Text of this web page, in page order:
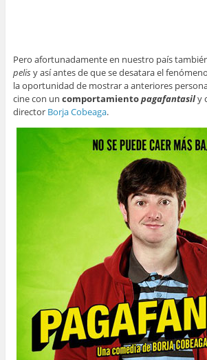
Pero afortunadamente en nuestro país
pelisy así antes de que se desatara el fenómeno
la oportunidad de mostrar a anteriores
cine con un comportamientopagafantasily
director Borja Cobeaga.